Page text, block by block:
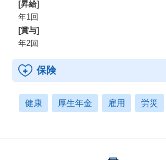
[昇給]
年1回
[賞与]
年2回
保険
健康 厚生年金 雇用 労災